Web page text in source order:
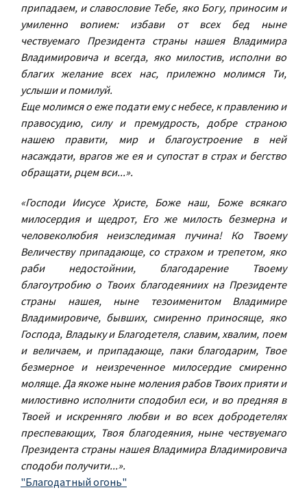
припадаем, и славословие Тебе, яко Богу, приносим и
умиленно вопием: избави от всех бед ныне
чествуемаго Президента страны нашея Владимира
Владимировича и всегда, яко милостив, исполни во
благих желание всех нас, прилежно молимся Ти,
услыши и помилуй.
Еще молимся о еже подати ему с небесе, к правлению и
правосудию, силу и премудрость, добре страною
нашею правити, мир и благоустроение в ней
насаждати, врагов же ея и супостат в страх и бегство
обращати, рцем вси...».
«Господи Иисусе Христе, Боже наш, Боже всякаго
милосердия и щедрот, Его же милость безмерна и
человеколюбия неизследимая пучина! Ко Твоему
Величеству припадающе, со страхом и трепетом, яко
раби недостойнии, благодарение Твоему
благоутробию о Твоих благодеяниих на Президенте
страны нашея, ныне тезоименитом Владимире
Владимировиче, бывших, смиренно приносяще, яко
Господа, Владыку и Благодетеля, славим, хвалим, поем
и величаем, и припадающе, паки благодарим, Твое
безмерное и неизреченное милосердие смиренно
моляще. Да якоже ныне моления рабов Твоих прияти и
милостивно исполнити сподобил еси, и во предняя в
Твоей и искренняго любви и во всех добродетелях
преспевающих, Твоя благодеяния, ныне чествуемаго
Президента страны нашея Владимира Владимировича
сподоби получити...».
"Благодатный огонь"